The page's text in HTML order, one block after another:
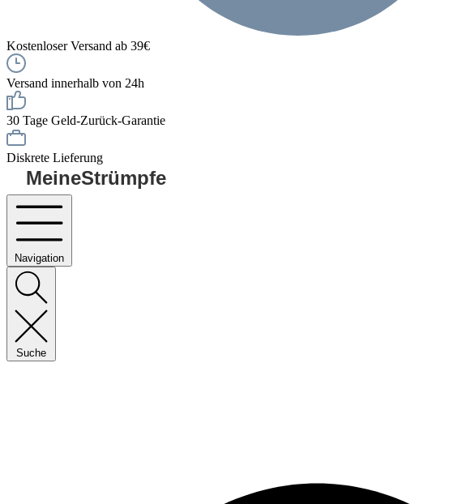
Kostenloser Versand ab 39€
Versand innerhalb von 24h
30 Tage Geld-Zurück-Garantie
Diskrete Lieferung
MeineStrümpfe
Navigation
Suche